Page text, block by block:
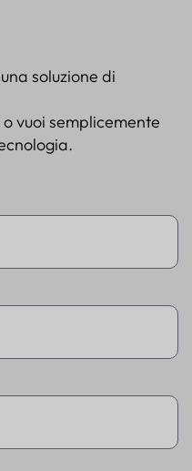
soluzione di
vuoi semplicemente